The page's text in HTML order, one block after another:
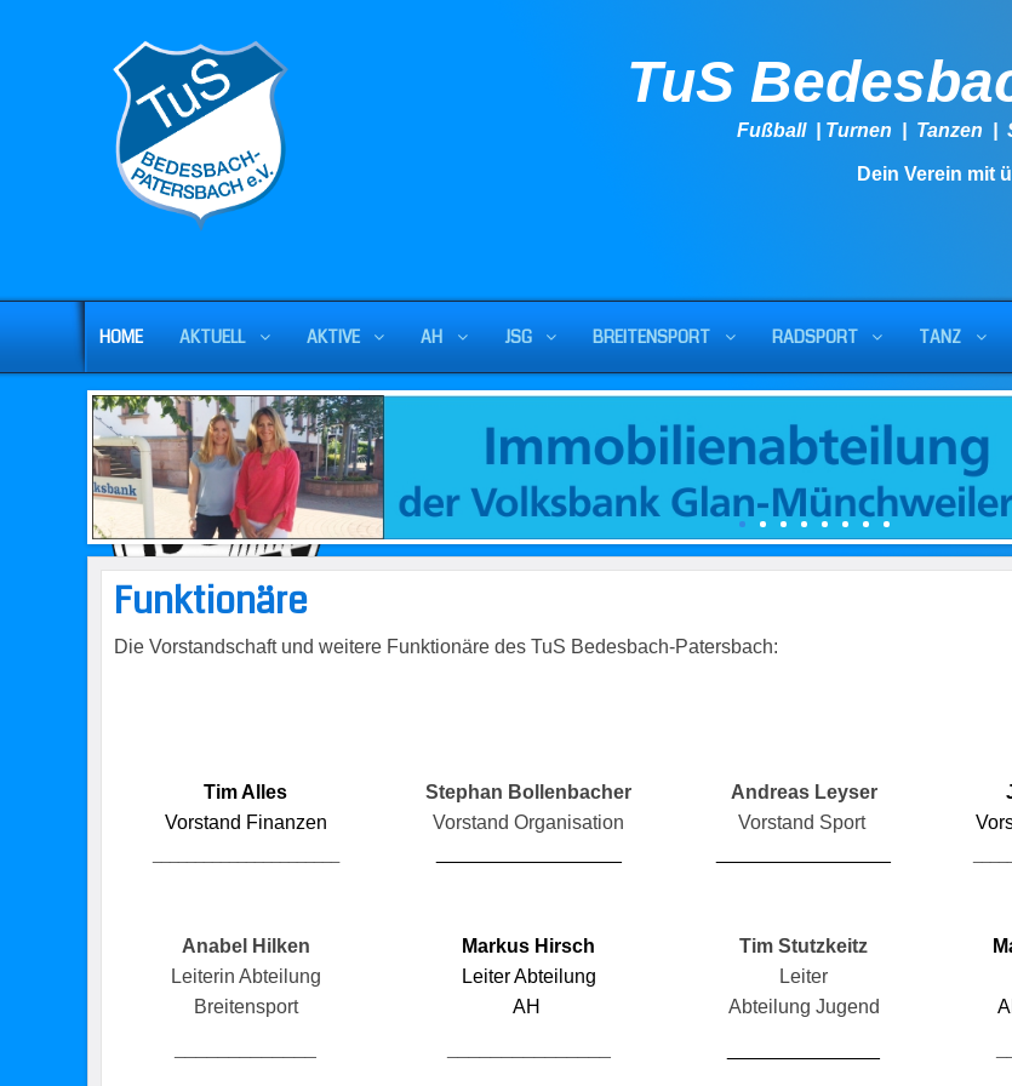
TuS
Fußball | Turnen |
Dein Verein mit
HOME AKTUELL AKTIVE AH JSG BREITENSPORT RADSPORT TANZ
Funktionäre
Die Vorstandschaft und weitere Funktionäre des TuS Bedesbach-Patersbach:
Tim Alles
Vorstand Finanzen
Stephan Bollenbacher
Vorstand Organisation
Andreas Leyser
Vorstand Sport
Anabel Hilken
Leiterin Abteilung
Breitensport
Markus Hirsch
Leiter Abteilung
AH
Tim Stutzkeitz
Leiter
Abteilung Jugend